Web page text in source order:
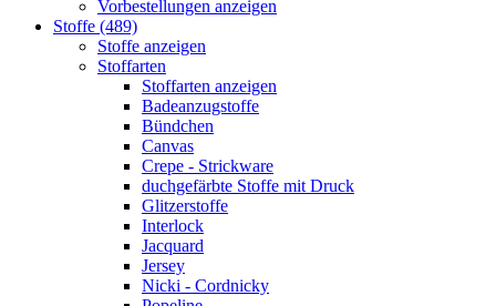
Vorbestellungen anzeigen
Stoffe (489)
Stoffe anzeigen
Stoffarten
Stoffarten anzeigen
Badeanzugstoffe
Bündchen
Canvas
Crepe - Strickware
duchgefärbte Stoffe mit Druck
Glitzerstoffe
Interlock
Jacquard
Jersey
Nicki - Cordnicky